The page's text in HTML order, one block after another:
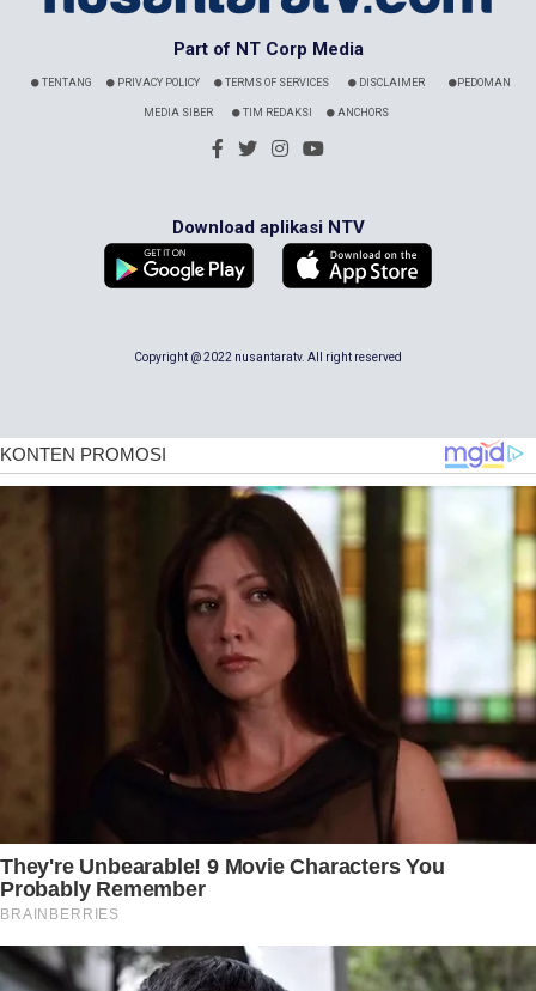
Part of NT Corp Media
TENTANG PRIVACY POLICY TERMS OF SERVICES DISCLAIMER PEDOMAN
MEDIA SIBER TIM REDAKSI ANCHORS
Download aplikasi NTV
Copyright @ 2022 nusantaratv. All right reserved